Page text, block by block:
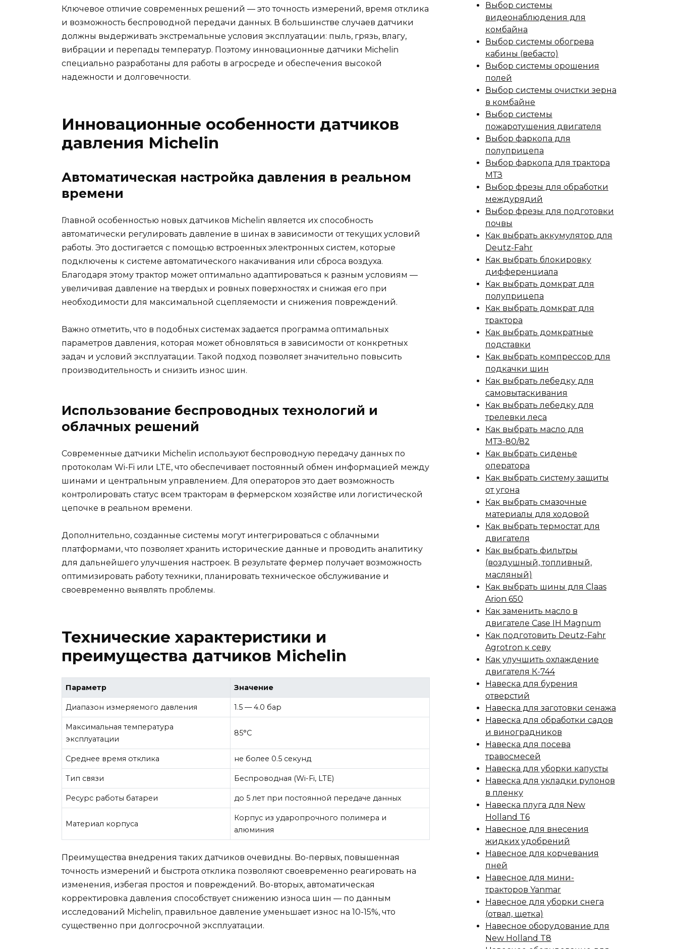
Ключевое отличие современных решений — это точность измерений, время отклика
и возможность беспроводной передачи данных. В большинстве случаев датчики
должны выдерживать экстремальные условия эксплуатации: пыль, грязь, влагу,
вибрации и перепады температур. Поэтому инновационные датчики Michelin
специально разработаны для работы в агросреде и обеспечения высокой
надежности и долговечности.
Инновационные особенности датчиков
давления Michelin
Автоматическая настройка давления в реальном
времени
Главной особенностью новых датчиков Michelin является их способность
автоматически регулировать давление в шинах в зависимости от текущих условий
работы. Это достигается с помощью встроенных электронных систем, которые
подключены к системе автоматического накачивания или сброса воздуха.
Благодаря этому трактор может оптимально адаптироваться к разным условиям —
увеличивая давление на твердых и ровных поверхностях и снижая его при
необходимости для максимальной сцепляемости и снижения повреждений.
Важно отметить, что в подобных системах задается программа оптимальных
параметров давления, которая может обновляться в зависимости от конкретных
задач и условий эксплуатации. Такой подход позволяет значительно повысить
производительность и снизить износ шин.
Использование беспроводных технологий и
облачных решений
Современные датчики Michelin используют беспроводную передачу данных по
протоколам Wi-Fi или LTE, что обеспечивает постоянный обмен информацией между
шинами и центральным управлением. Для операторов это дает возможность
контролировать статус всем тракторам в фермерском хозяйстве или логистической
цепочке в реальном времени.
Дополнительно, созданные системы могут интегрироваться с облачными
платформами, что позволяет хранить исторические данные и проводить аналитику
для дальнейшего улучшения настроек. В результате фермер получает возможность
оптимизировать работу техники, планировать техническое обслуживание и
своевременно выявлять проблемы.
Технические характеристики и
преимущества датчиков Michelin
Параметр Значение
Диапазон измеряемого давления 1.5 — 4.0 бар
Максимальная температура
эксплуатации
85°C
Среднее время отклика не более 0.5 секунд
Тип связи Беспроводная (Wi-Fi, LTE)
Ресурс работы батареи до 5 лет при постоянной передаче данных
Материал корпуса
Корпус из ударопрочного полимера и
алюминия
Преимущества внедрения таких датчиков очевидны. Во-первых, повышенная
точность измерений и быстрота отклика позволяют своевременно реагировать на
изменения, избегая простоя и повреждений. Во-вторых, автоматическая
корректировка давления способствует снижению износа шин — по данным
исследований Michelin, правильное давление уменьшает износ на 10-15%, что
существенно при долгосрочной эксплуатации.
Выбор системы
видеонаблюдения для
комбайна
Выбор системы обогрева
кабины (вебасто)
Выбор системы орошения
полей
Выбор системы очистки зерна
в комбайне
Выбор системы
пожаротушения двигателя
Выбор фаркопа для
полуприцепа
Выбор фаркопа для трактора
МТЗ
Выбор фрезы для обработки
междурядий
Выбор фрезы для подготовки
почвы
Как выбрать аккумулятор для
Deutz-Fahr
Как выбрать блокировку
дифференциала
Как выбрать домкрат для
полуприцепа
Как выбрать домкрат для
трактора
Как выбрать домкратные
подставки
Как выбрать компрессор для
подкачки шин
Как выбрать лебедку для
самовытаскивания
Как выбрать лебедку для
трелевки леса
Как выбрать масло для
МТЗ-80/82
Как выбрать сиденье
оператора
Как выбрать систему защиты
от угона
Как выбрать смазочные
материалы для ходовой
Как выбрать термостат для
двигателя
Как выбрать фильтры
(воздушный, топливный,
масляный)
Как выбрать шины для Claas
Arion 650
Как заменить масло в
двигателе Case IH Magnum
Как подготовить Deutz-Fahr
Agrotron к севу
Как улучшить охлаждение
двигателя К-744
Навеска для бурения
отверстий
Навеска для заготовки сенажа
Навеска для обработки садов
и виноградников
Навеска для посева
травосмесей
Навеска для уборки капусты
Навеска для укладки рулонов
в пленку
Навеска плуга для New
Holland T6
Навесное для внесения
жидких удобрений
Навесное для корчевания
пней
Навесное для мини-
тракторов Yanmar
Навесное для уборки снега
(отвал, щетка)
Навесное оборудование для
New Holland T8